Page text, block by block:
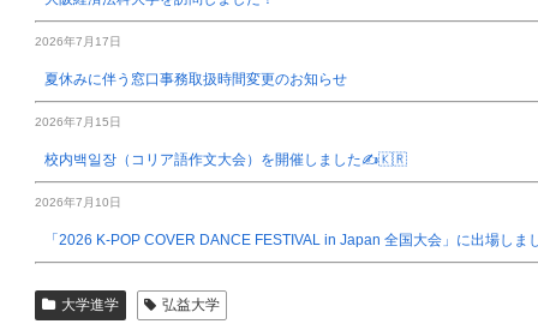
2026年7月17日
夏休みに伴う窓口事務取扱時間変更のお知らせ
2026年7月15日
校内백일장（コリア語作文大会）を開催しました✍️🇰🇷
2026年7月10日
「2026 K-POP COVER DANCE FESTIVAL in Japan 全国大会」に出場しま
大学進学 弘益大学